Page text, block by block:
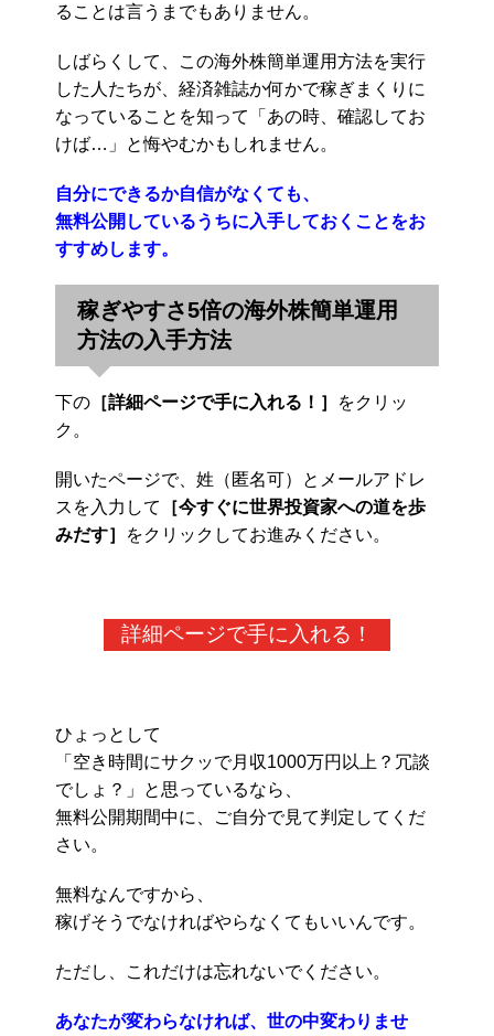
ることは言うまでもありません。
しばらくして、この海外株簡単運用方法を実行
した人たちが、経済雑誌か何かで稼ぎまくりに
なっていることを知って「あの時、確認してお
けば…」と悔やむかもしれません。
自分にできるか自信がなくても、
無料公開しているうちに入手しておくことをお
すすめします。
稼ぎやすさ5倍の海外株簡単運用
方法の入手方法
下の ［詳細ページで手に入れる！］
をクリッ
ク。
開いたページで、姓（匿名可）とメールアドレ
スを入力して
［今すぐに世界投資家への道を歩
みだす］
をクリックしてお進みください。
詳細ページで手に入れる！
ひょっとして
「空き時間にサクッで月収1000万円以上？冗談
でしょ？」と思っているなら、
無料公開期間中に、ご自分で見て判定してくだ
さい。
無料なんですから、
稼げそうでなければやらなくてもいいんです。
ただし、これだけは忘れないでください。
あなたが変わらなければ、世の中変わりませ